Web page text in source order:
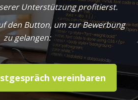
Unterstützung profitierst.
den Button, um zur Bewerbung
zu gelangen:
vereinbaren